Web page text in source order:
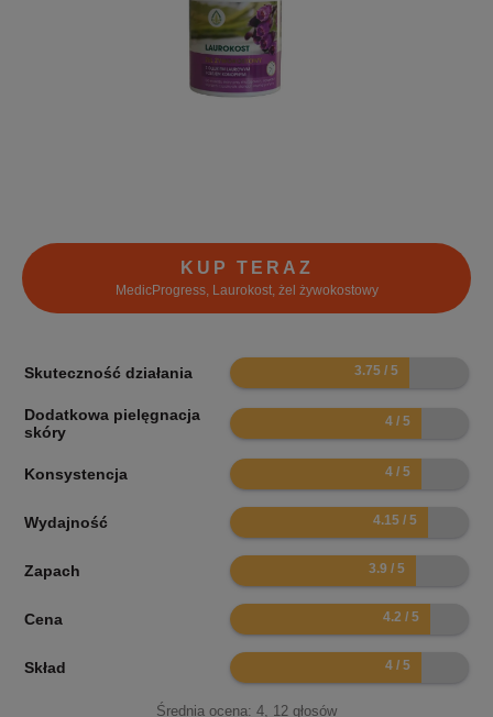
KUP TERAZ
MedicProgress, Laurokost, żel żywokostowy
Skuteczność działania 7.5
Dodatkowa pielęgnacja
skóry
8
Konsystencja 8
Wydajność 8.3
Zapach 7.8
Cena 8.4
Skład 8
Średnia ocena: 4 12 głosów